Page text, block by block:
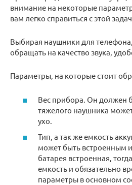
внимание на некоторые
вам легко справиться с этой
Выбирая наушники для
обращать на качество звука,
Параметры, на которые стоит
Вес прибора. Он должен
тяжелого наушника
ухо.
Тип, а так же емкость
может быть встроенным
батарея встроенная,
емкость и обязательно
параметры в основном